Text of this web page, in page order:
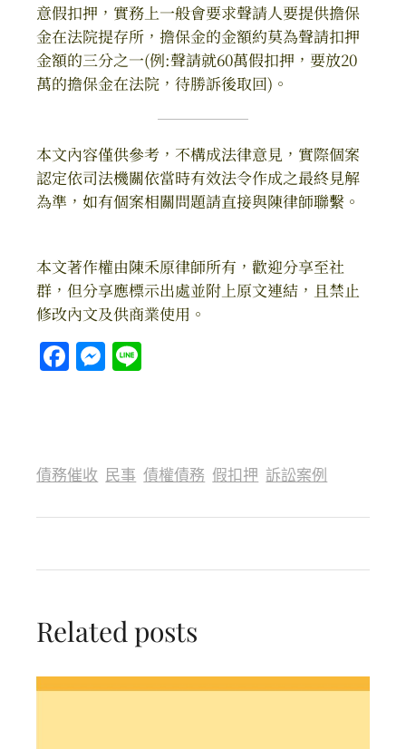
意假扣押，實務上一般會要求聲請人要提供擔保
金在法院提存所，擔保金的金額約莫為聲請扣押
金額的三分之一(例:聲請就60萬假扣押，要放20
萬的擔保金在法院，待勝訴後取回)。
本文內容僅供參考，不構成法律意見，實際個案
認定依司法機關依當時有效法令作成之最終見解
為準，如有個案相關問題請直接與陳律師聯繫。
本文著作權由陳禾原律師所有，歡迎分享至社
群，但分享應標示出處並附上原文連結，且禁止
修改內文及供商業使用。
Facebook
Messenger
債務催收 民事 債權債務 假扣押 訴訟案例
Related posts